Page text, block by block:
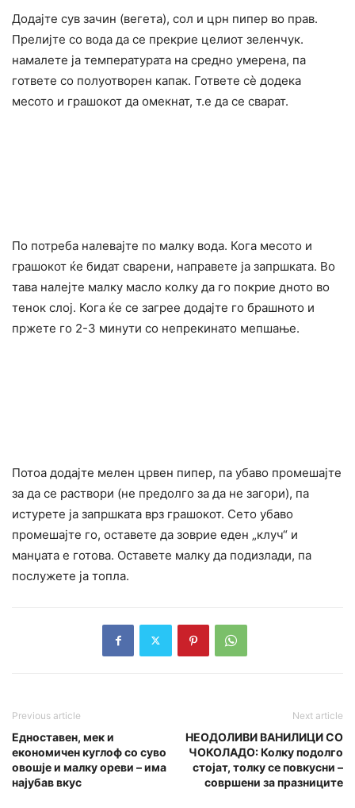
Додајте сув зачин (вегета), сол и црн пипер во прав.
Прелијте со вода да се прекрие целиот зеленчук.
намалете ја температурата на средно умерена, па
гответе со полуотворен капак. Гответе сè додека
месото и грашокот да омекнат, т.е да се сварат.
По потреба налевајте по малку вода. Кога месото и
грашокот ќе бидат сварени, направете ја запршката. Во
тава налејте малку масло колку да го покрие дното во
тенок слој. Кога ќе се загрее додајте го брашното и
пржете го 2-3 минути со непрекинато мепшање.
Потоа додајте мелен црвен пипер, па убаво промешајте
за да се раствори (не предолго за да не загори), па
истурете ја запршката врз грашокот. Сето убаво
промешајте го, оставете да зоврие еден „клуч“ и
манџата е готова. Оставете малку да подизлади, па
послужете ја топла.
Previous article
Едноставен, мек и
економичен куглоф со суво
овошје и малку ореви – има
најубав вкус
Next article
НЕОДОЛИВИ ВАНИЛИЦИ СО
ЧОКОЛАДО: Колку подолго
стојат, толку се повкусни –
совршени за празниците